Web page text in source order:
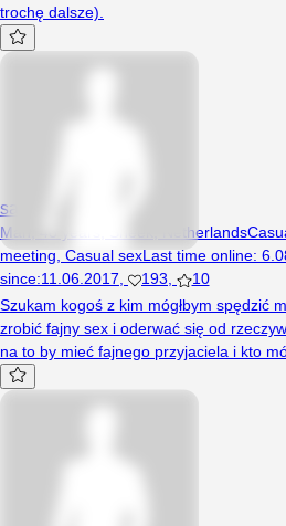
trochę dalsze).
saruel
Man, 48 years, Sneek, Netherlands
meeting Casual sexLast time online:
since:11.06.2017 193
10
Szukam kogoś z kim mógłbym spędzić
zrobić fajny sex i oderwać się od
na to by mieć fajnego przyjaciela i kto